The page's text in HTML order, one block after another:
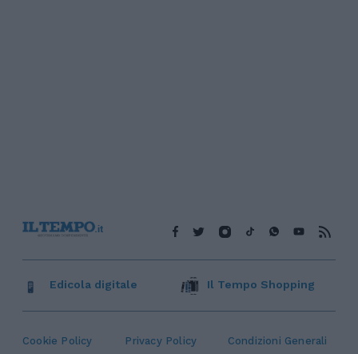
Cookie Policy Privacy Policy Condizioni Generali
Edicola digitale Il Tempo Shopping